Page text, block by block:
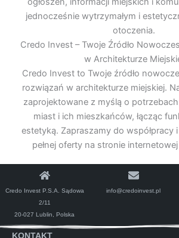
jednocześnie wytrzymałym i
otoczenia.
Credo Invest – Twoje Źródło
w Architekturze
Credo Invest to Twoje źródło
rozwiązań w architekturze miejskiej.
zaprojektowane z myślą o
miast i ich mieszkańców, łącząc
estetyką. Zapraszamy do współpracy
pełnej oferty na stronie
Credo Invest P.S.A. Sądowa
2/11
20-027 Lublin, Polska
info@credoinvest.pl
KONTAKT